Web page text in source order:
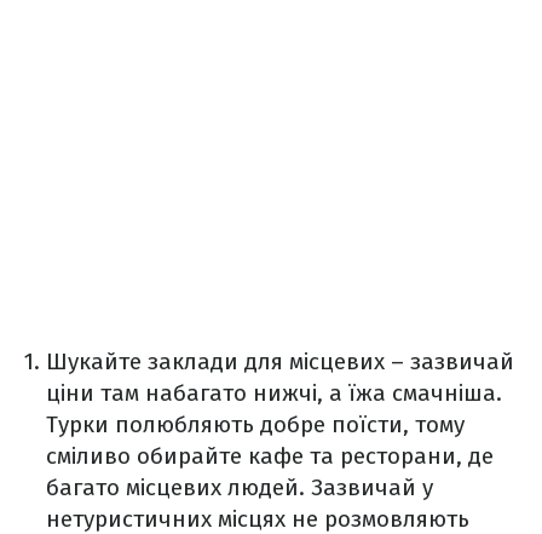
Шукайте заклади для місцевих – зазвичай
ціни там набагато нижчі, а їжа смачніша.
Турки полюбляють добре поїсти, тому
сміливо обирайте кафе та ресторани, де
багато місцевих людей. Зазвичай у
нетуристичних місцях не розмовляють